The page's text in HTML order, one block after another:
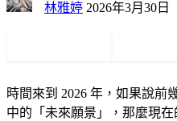
林雅婷 2026年3月30日
時間來到 2026 年，如果說前
中的「未來願景」，那麼現